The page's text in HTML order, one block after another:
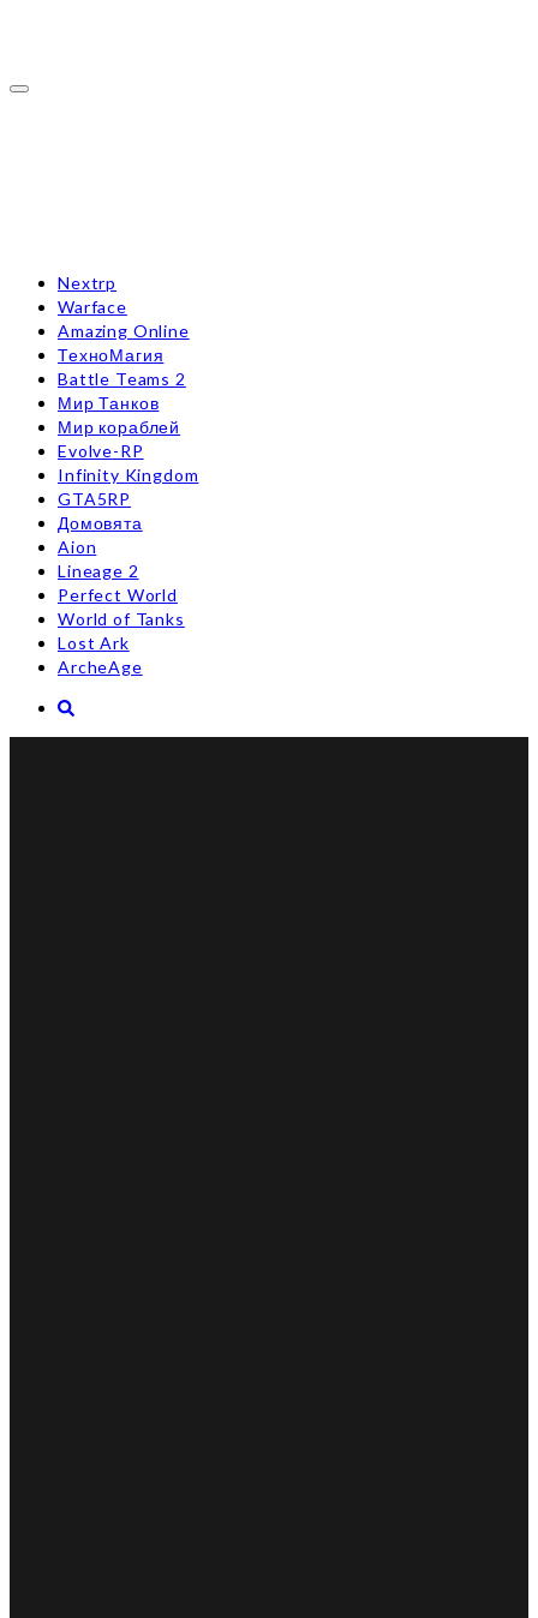
Toggle
Nextrp
Warface
Amazing Online
ТехноМагия
Battle Teams 2
Мир Танков
Мир кораблей
Evolve-RP
Infinity Kingdom
GTA5RP
Домовята
Aion
Lineage 2
Perfect World
World of Tanks
Lost Ark
ArcheAge